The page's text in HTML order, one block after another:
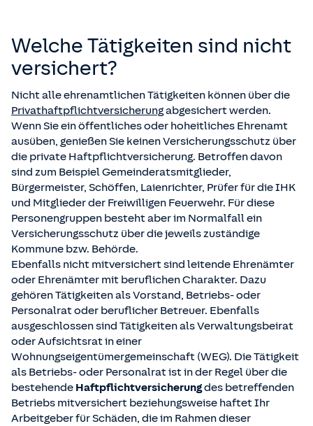
Welche Tätigkeiten sind nicht
versichert?
Nicht alle ehrenamtlichen Tätigkeiten können über die
Privathaftpflichtversicherungabgesichert werden.
Wenn Sie ein öffentliches oder hoheitliches Ehrenamt
ausüben, genießen Sie keinen Versicherungsschutz über
die private Haftpflichtversicherung. Betroffen davon
sind zum Beispiel Gemeinderatsmitglieder,
Bürgermeister, Schöffen, Laienrichter, Prüfer für die IHK
und Mitglieder der Freiwilligen Feuerwehr. Für diese
Personengruppen besteht aber im Normalfall ein
Versicherungsschutz über die jeweils zuständige
Kommune bzw. Behörde.
Ebenfalls nicht mitversichert sind leitende Ehrenämter
oder Ehrenämter mit beruflichen Charakter. Dazu
gehören Tätigkeiten als Vorstand, Betriebs- oder
Personalrat oder beruflicher Betreuer. Ebenfalls
ausgeschlossen sind Tätigkeiten als Verwaltungsbeirat
oder Aufsichtsrat in einer
Wohnungseigentümergemeinschaft (WEG). Die Tätigkeit
als Betriebs- oder Personalrat ist in der Regel über die
bestehende Haftpflichtversicherungdes betreffenden
Betriebs mitversichert beziehungsweise haftet Ihr
Arbeitgeber für Schäden, die im Rahmen dieser